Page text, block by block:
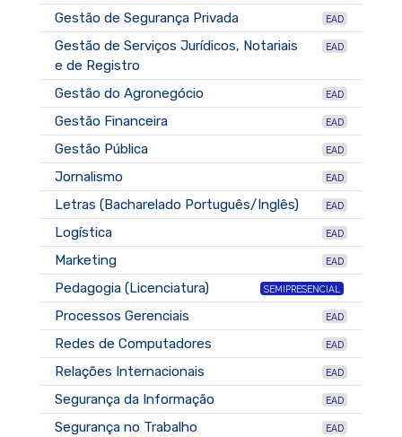
Gestão de Segurança Privada EAD
Gestão de Serviços Jurídicos, Notariais
e de Registro
EAD
Gestão do Agronegócio EAD
Gestão Financeira EAD
Gestão Pública EAD
Jornalismo EAD
Letras (Bacharelado Português/Inglês) EAD
Logística EAD
Marketing EAD
Pedagogia (Licenciatura) SEMIPRESENCIAL
Processos Gerenciais EAD
Redes de Computadores EAD
Relações Internacionais EAD
Segurança da Informação EAD
Segurança no Trabalho EAD